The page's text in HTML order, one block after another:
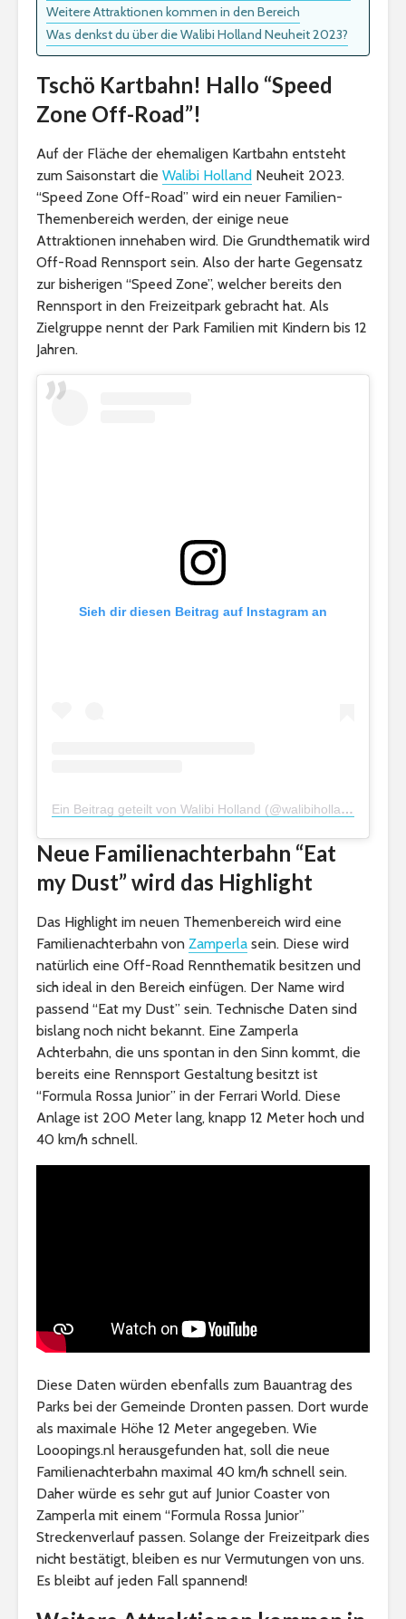
Weitere Attraktionen kommen in den Bereich
Was denkst du über die Walibi Holland Neuheit 2023?
Tschö Kartbahn! Hallo “Speed
Zone Off-Road”!
Auf der Fläche der ehemaligen Kartbahn entsteht
zum Saisonstart die Walibi Holland Neuheit 2023.
“Speed Zone Off-Road” wird ein neuer Familien-
Themenbereich werden, der einige neue
Attraktionen innehaben wird. Die Grundthematik wird
Off-Road Rennsport sein. Also der harte Gegensatz
zur bisherigen “Speed Zone”, welcher bereits den
Rennsport in den Freizeitpark gebracht hat. Als
Zielgruppe nennt der Park Familien mit Kindern bis 12
Jahren.
Sieh dir diesen Beitrag auf Instagram an
Ein Beitrag geteilt von Walibi Holland (@walibihollandofficial)
Neue Familienachterbahn “Eat
my Dust” wird das Highlight
Das Highlight im neuen Themenbereich wird eine
Familienachterbahn von Zamperla sein. Diese wird
natürlich eine Off-Road Rennthematik besitzen und
sich ideal in den Bereich einfügen. Der Name wird
passend “Eat my Dust” sein. Technische Daten sind
bislang noch nicht bekannt. Eine Zamperla
Achterbahn, die uns spontan in den Sinn kommt, die
bereits eine Rennsport Gestaltung besitzt ist
“Formula Rossa Junior” in der Ferrari World. Diese
Anlage ist 200 Meter lang, knapp 12 Meter hoch und
40 km/h schnell.
Diese Daten würden ebenfalls zum Bauantrag des
Parks bei der Gemeinde Dronten passen. Dort wurde
als maximale Höhe 12 Meter angegeben. Wie
Looopings.nl herausgefunden hat, soll die neue
Familienachterbahn maximal 40 km/h schnell sein.
Daher würde es sehr gut auf Junior Coaster von
Zamperla mit einem “Formula Rossa Junior”
Streckenverlauf passen. Solange der Freizeitpark dies
nicht bestätigt, bleiben es nur Vermutungen von uns.
Es bleibt auf jeden Fall spannend!